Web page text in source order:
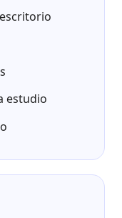
estudio